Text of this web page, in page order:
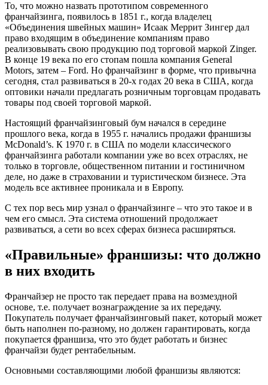
То, что можно назвать прототипом современного
франчайзинга, появилось в 1851 г., когда владелец
«Объединения швейных машин» Исаак Меррит Зингер дал
право входящим в объединение компаниям право
реализовывать свою продукцию под торговой маркой Zinger.
В конце 19 века по его стопам пошла компания General
Motors, затем – Ford. Но франчайзинг в форме, что привычна
сегодня, стал развиваться в 20-х годах 20 века в США, когда
оптовики начали предлагать розничным торговцам продавать
товары под своей торговой маркой.
Настоящий франчайзинговый бум начался в середине
прошлого века, когда в 1955 г. начались продажи франшизы
McDonald’s. К 1970 г. в США по модели классического
франчайзинга работали компании уже во всех отраслях, не
только в торговле, общественном питании и гостиничном
деле, но даже в страховании и туристическом бизнесе. Эта
модель все активнее проникала и в Европу.
С тех пор весь мир узнал о франчайзинге – что это такое и в
чем его смысл. Эта система отношений продолжает
развиваться, а сети во всех сферах бизнеса расширяться.
«Правильные» франшизы: что должно
в них входить
Франчайзер не просто так передает права на возмездной
основе, т.е. получает вознаграждение за их передачу.
Покупатель получает франчайзинговый пакет, который может
быть наполнен по-разному, но должен гарантировать, когда
покупается франшиза, что это будет работать и бизнес
франчайзи будет рентабельным.
Основными составляющими любой франшизы являются: